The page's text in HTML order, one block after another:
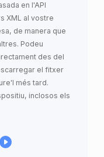
en l'API
XML al vostre
de manera que
Podeu
des del
el fitxer
més tard.
inclosos els